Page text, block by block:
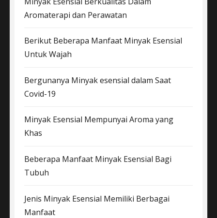
Aromaterapi dan Perawatan
Berikut Beberapa Manfaat Minyak Esensial
Untuk Wajah
Bergunanya Minyak esensial dalam Saat
Covid-19
Minyak Esensial Mempunyai Aroma yang
Khas
Beberapa Manfaat Minyak Esensial Bagi
Tubuh
Jenis Minyak Esensial Memiliki Berbagai
Manfaat